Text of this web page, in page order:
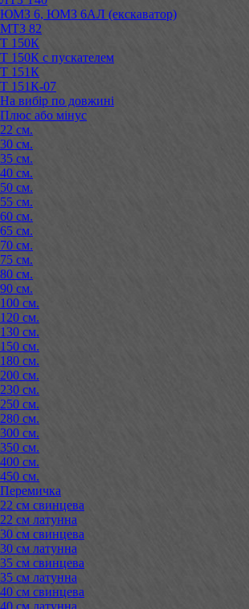
ЮМЗ 6, ЮМЗ 6АЛ (екскаватор)
МТЗ 82
Т 150К
Т 150К с пускателем
Т 151К
Т 151К-07
На вибір по довжині
Плюс або мінус
22 см.
30 см.
35 см.
40 см.
50 см.
55 см.
60 см.
65 см.
70 см.
75 см.
80 см.
90 см.
100 см.
120 см.
130 см.
150 см.
180 см.
200 см.
230 см.
250 см.
280 см.
300 см.
350 см.
400 см.
450 см.
Перемичка
22 см свинцева
22 см латунна
30 см свинцева
30 см латунна
35 см свинцева
35 см латунна
40 см свинцева